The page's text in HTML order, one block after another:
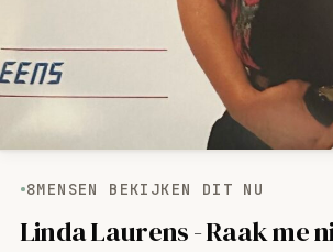
8MENSEN BEKIJKEN DIT NU
Linda Laurens - Raak me